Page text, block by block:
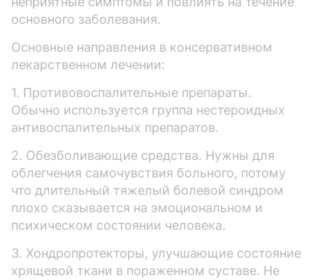
основного заболевания.
Основные направления в консервативном
лекарственном лечении:
1. Противовоспалительные препараты.
Обычно используется группа нестероидных
антивоспалительных препаратов.
2. Обезболивающие средства. Нужны для
облегчения самочувствия больного, потому
что длительный тяжелый болевой синдром
плохо сказывается на эмоциональном и
психическом состоянии человека.
3. Хондропротекторы, улучшающие состояние
хрящевой ткани в пораженном суставе. Не